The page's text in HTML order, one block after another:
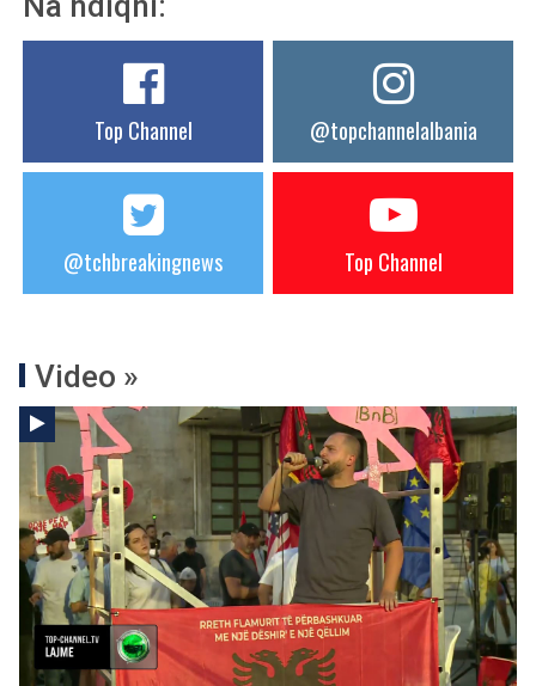
Top Channel @topchannelalbania
@tchbreakingnews Top Channel
Video »